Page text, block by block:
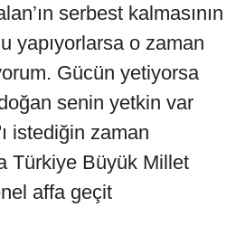
serbest kalmasının
yapıyorlarsa o zaman
Gücün yetiyorsa
senin yetkin var
istediğin zaman
Türkiye Büyük Millet
affa geçit